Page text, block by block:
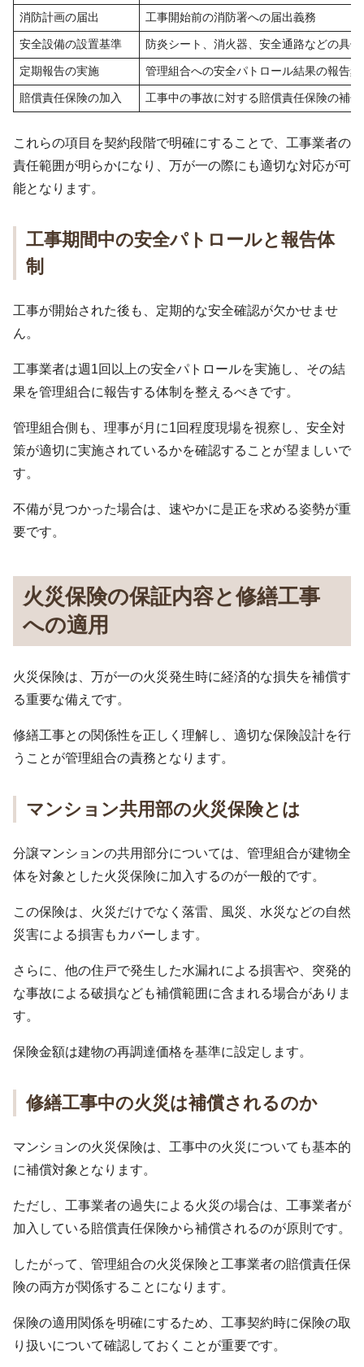
消防計画の届出 工事開始前の消防署への届出義務
安全設備の設置基準 防炎シート、消火器、安全通路などの具
定期報告の実施 管理組合への安全パトロール結果の報告頻
賠償責任保険の加入 工事中の事故に対する賠償責任保険の補償
これらの項目を契約段階で明確にすることで、工事業者の
責任範囲が明らかになり、万が一の際にも適切な対応が可
能となります。
工事期間中の安全パトロールと報告体
制
工事が開始された後も、定期的な安全確認が欠かせませ
ん。
工事業者は週1回以上の安全パトロールを実施し、その結
果を管理組合に報告する体制を整えるべきです。
管理組合側も、理事が月に1回程度現場を視察し、安全対
策が適切に実施されているかを確認することが望ましいで
す。
不備が見つかった場合は、速やかに是正を求める姿勢が重
要です。
火災保険の保証内容と修繕工事
への適用
火災保険は、万が一の火災発生時に経済的な損失を補償す
る重要な備えです。
修繕工事との関係性を正しく理解し、適切な保険設計を行
うことが管理組合の責務となります。
マンション共用部の火災保険とは
分譲マンションの共用部分については、管理組合が建物全
体を対象とした火災保険に加入するのが一般的です。
この保険は、火災だけでなく落雷、風災、水災などの自然
災害による損害もカバーします。
さらに、他の住戸で発生した水漏れによる損害や、突発的
な事故による破損なども補償範囲に含まれる場合がありま
す。
保険金額は建物の再調達価格を基準に設定します。
修繕工事中の火災は補償されるのか
マンションの火災保険は、工事中の火災についても基本的
に補償対象となります。
ただし、工事業者の過失による火災の場合は、工事業者が
加入している賠償責任保険から補償されるのが原則です。
したがって、管理組合の火災保険と工事業者の賠償責任保
険の両方が関係することになります。
保険の適用関係を明確にするため、工事契約時に保険の取
り扱いについて確認しておくことが重要です。